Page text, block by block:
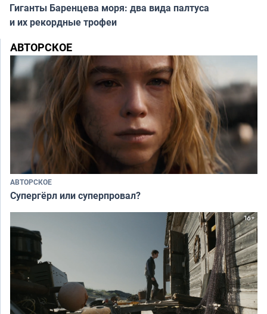
Гиганты Баренцева моря: два вида палтуса
и их рекордные трофеи
АВТОРСКОЕ
АВТОРСКОЕ
Супергёрл или суперпровал?